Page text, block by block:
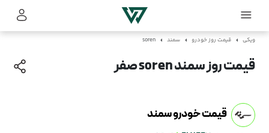
ویکی قیمت روز خودرو سمند soren
قیمت روز سمند soren صفر
قیمت خودرو سمند